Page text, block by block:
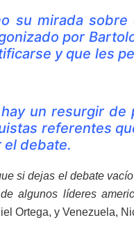
su mirada
por
y que les
un resurgir de
referentes
el debate.
si dejas el debate
algunos líderes
Ortega, y Venezuela,